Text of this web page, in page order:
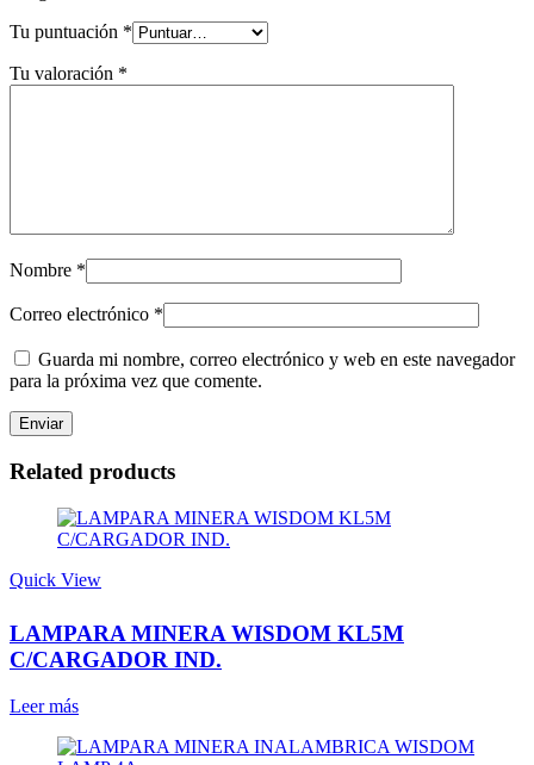
Tu puntuación *
Tu valoración *
Nombre *
Correo electrónico *
Guarda mi nombre, correo electrónico y web en este navegador
para la próxima vez que comente.
Related products
Quick View
LAMPARA MINERA WISDOM KL5M
C/CARGADOR IND.
Leer más